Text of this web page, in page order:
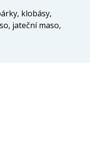
klobásy,
jateční maso,